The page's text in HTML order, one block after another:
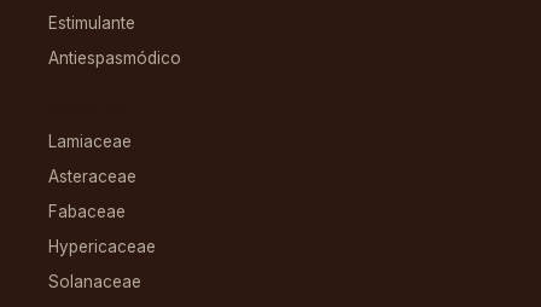
Estimulante
Antiespasmódico
Lamiaceae
Asteraceae
Fabaceae
Hypericaceae
Solanaceae